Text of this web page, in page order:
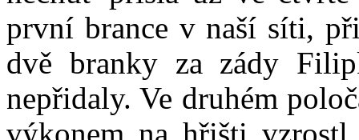
první brance v naší síti,
dvě branky za zády
nepřidaly. Ve druhém